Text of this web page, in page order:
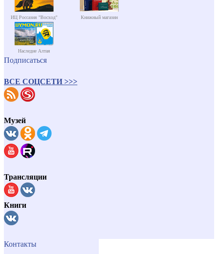
ИЦ Россазия "Восход" Книжный магазин
Наследие Алтая
Подписаться
ВСЕ СОЦСЕТИ >>>
Музей
Трансляции
Книги
Контакты